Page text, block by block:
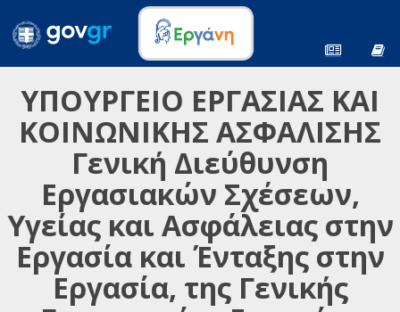
ΥΠΟΥΡΓΕΙΟ ΕΡΓΑΣΙΑΣ ΚΑΙ
ΚΟΙΝΩΝΙΚΗΣ ΑΣΦΑΛΙΣΗΣ
Γενική Διεύθυνση
Εργασιακών Σχέσεων,
Υγείας και Ασφάλειας στην
Εργασία και Ένταξης στην
Εργασία, της Γενικής